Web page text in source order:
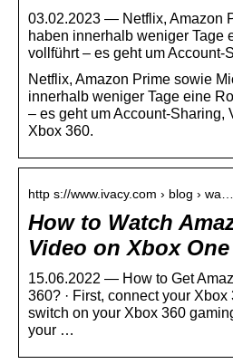
03.02.2023 — Netflix, Amazon
haben innerhalb weniger Tage
vollführt – es geht um Account-
Netflix, Amazon Prime sowie
innerhalb weniger Tage eine
– es geht um Account-Sharing,
Xbox 360.
http s://www.ivacy.com › blog › wa…
How to Watch
Video on Xbox
15.06.2022 — How to Get
360? · First, connect your Xbox
switch on your Xbox 360
your …